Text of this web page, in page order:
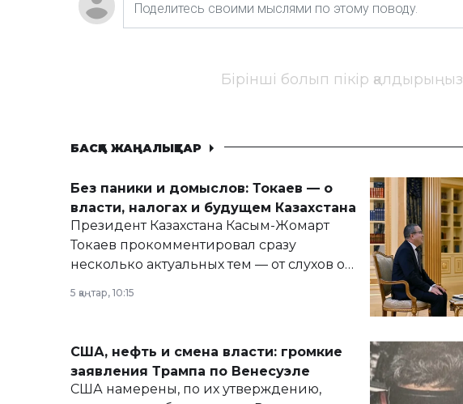
Бірінші болып пікір қалдырыңыз
БАСҚА ЖАҢАЛЫҚТАР
Без паники и домыслов: Токаев — о
власти, налогах и будущем Казахстана
Президент Казахстана Касым-Жомарт
Токаев прокомментировал сразу
несколько актуальных тем — от слухов о
армии, экономики и личного здоровья.
5 қаңтар, 10:15
США, нефть и смена власти: громкие
заявления Трампа по Венесуэле
США намерены, по их утверждению,